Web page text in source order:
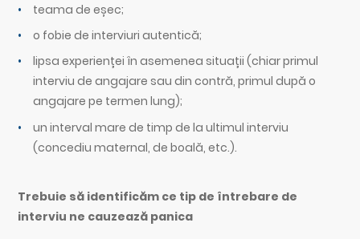
teama de eșec;
o fobie de interviuri autentică;
lipsa experienței în asemenea situații (chiar primul
interviu de angajare sau din contră, primul după o
angajare pe termen lung);
un interval mare de timp de la ultimul interviu
(concediu maternal, de boală, etc.).
Trebuie să identificăm ce tip de întrebare de
interviu ne cauzează panica